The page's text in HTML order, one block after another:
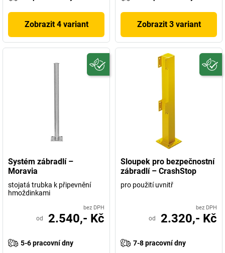
Zobrazit 4 variant Zobrazit 3 variant
Systém zábradlí –
Moravia
stojatá trubka k připevnění
hmoždinkami
bez DPH
od 2.540,- Kč
5-6 pracovní dny
Sloupek pro bezpečnostní
zábradlí – CrashStop
pro použití uvnitř
bez DPH
od 2.320,- Kč
7-8 pracovní dny